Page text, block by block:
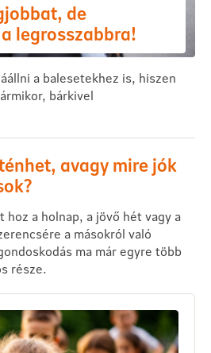
de
legrosszabbra!
a balesetekhez is, hiszen
bárkivel
avagy mire jók
hoz a holnap, a jövő hét vagy a
a másokról való
ma már egyre több
része.